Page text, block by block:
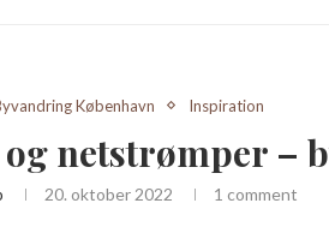
København Inspiration
netstrømper –
20. oktober 2022 1 comment